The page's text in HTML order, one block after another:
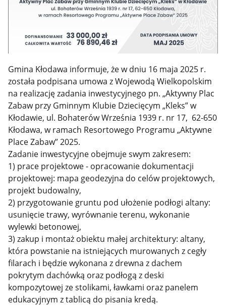
Gmina Kłodawa informuje, że w dniu 16 maja 2025 r.
została podpisana umowa z Wojewodą Wielkopolskim
na realizację zadania inwestycyjnego pn. „Aktywny Plac
Zabaw przy Gminnym Klubie Dziecięcym „Kleks” w
Kłodawie, ul. Bohaterów Września 1939 r. nr 17, 62-650
Kłodawa, w ramach Resortowego Programu „Aktywne
Place Zabaw” 2025.
Zadanie inwestycyjne obejmuje swym zakresem:
1) prace projektowe - opracowanie dokumentacji
projektowej: mapa geodezyjna do celów projektowych,
projekt budowalny,
2) przygotowanie gruntu pod ułożenie podłogi altany:
usunięcie trawy, wyrównanie terenu, wykonanie
wylewki betonowej,
3) zakup i montaż obiektu małej architektury: altany,
która powstanie na istniejących murowanych z cegły
filarach i będzie wykonana z drewna z dachem
pokrytym dachówką oraz podłogą z deski
kompozytowej ze stolikami, ławkami oraz panelem
edukacyjnym z tablicą do pisania kredą.